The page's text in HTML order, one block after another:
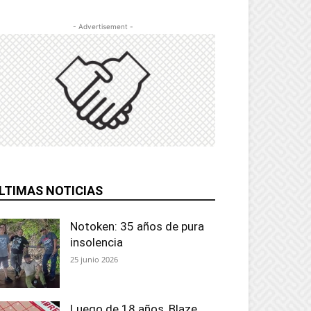
- Advertisement -
NOTICIAS
Notoken: 35 años de pura
insolencia
25 junio 2026